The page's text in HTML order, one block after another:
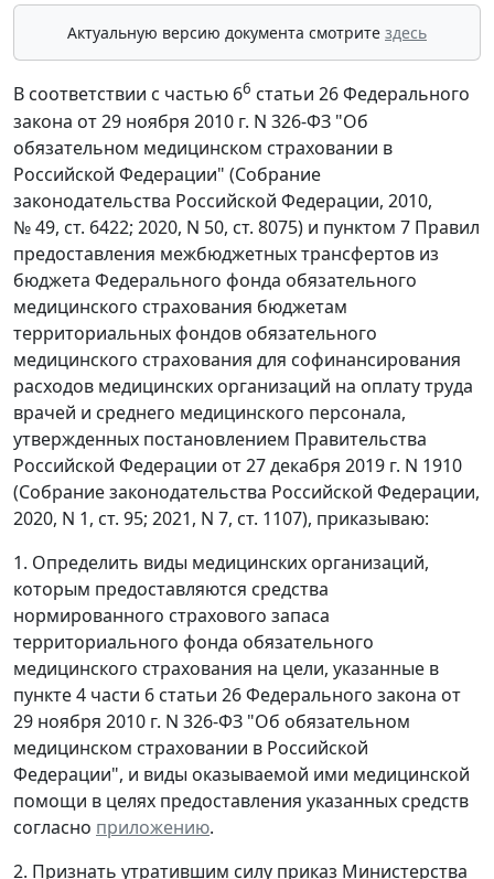
Актуальную версию документа смотрите здесь
В соответствии с частью 66 статьи 26 Федерального
закона от 29 ноября 2010 г. N 326-ФЗ "Об
обязательном медицинском страховании в
Российской Федерации" (Собрание
законодательства Российской Федерации, 2010,
№ 49, ст. 6422; 2020, N 50, ст. 8075) и пунктом 7 Правил
предоставления межбюджетных трансфертов из
бюджета Федерального фонда обязательного
медицинского страхования бюджетам
территориальных фондов обязательного
медицинского страхования для софинансирования
расходов медицинских организаций на оплату труда
врачей и среднего медицинского персонала,
утвержденных постановлением Правительства
Российской Федерации от 27 декабря 2019 г. N 1910
(Собрание законодательства Российской Федерации,
2020, N 1, ст. 95; 2021, N 7, ст. 1107), приказываю:
1. Определить виды медицинских организаций,
которым предоставляются средства
нормированного страхового запаса
территориального фонда обязательного
медицинского страхования на цели, указанные в
пункте 4 части 6 статьи 26 Федерального закона от
29 ноября 2010 г. N 326-ФЗ "Об обязательном
медицинском страховании в Российской
Федерации", и виды оказываемой ими медицинской
помощи в целях предоставления указанных средств
согласно приложению.
2. Признать утратившим силу приказ Министерства